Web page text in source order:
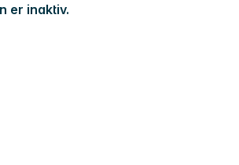
er inaktiv.